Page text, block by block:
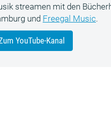
streamen mit den
und Freegal Music.
YouTube-Kanal